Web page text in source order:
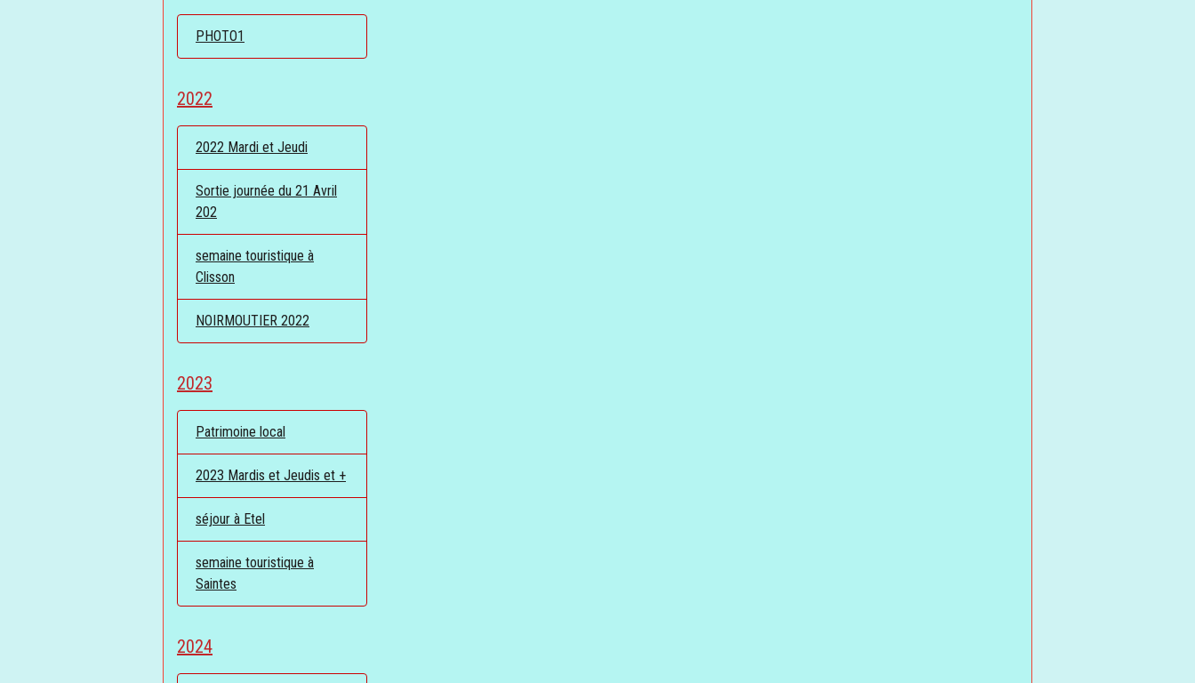
PHOTO1
2022
2022 Mardi et Jeudi
Sortie journée du 21 Avril
202
semaine touristique à
Clisson
NOIRMOUTIER 2022
2023
Patrimoine local
2023 Mardis et Jeudis et +
séjour à Etel
semaine touristique à
Saintes
2024